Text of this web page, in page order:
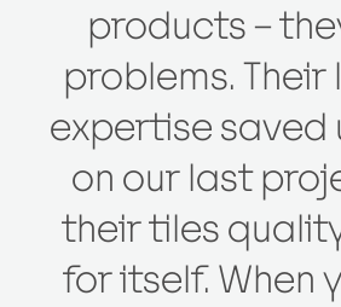
products –
problems.
expertise saved
on our last
their tiles
for itself. When